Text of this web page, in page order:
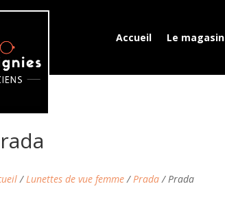
Accueil Le magasin
/Lunettes de vue femme/Prada/ Prada